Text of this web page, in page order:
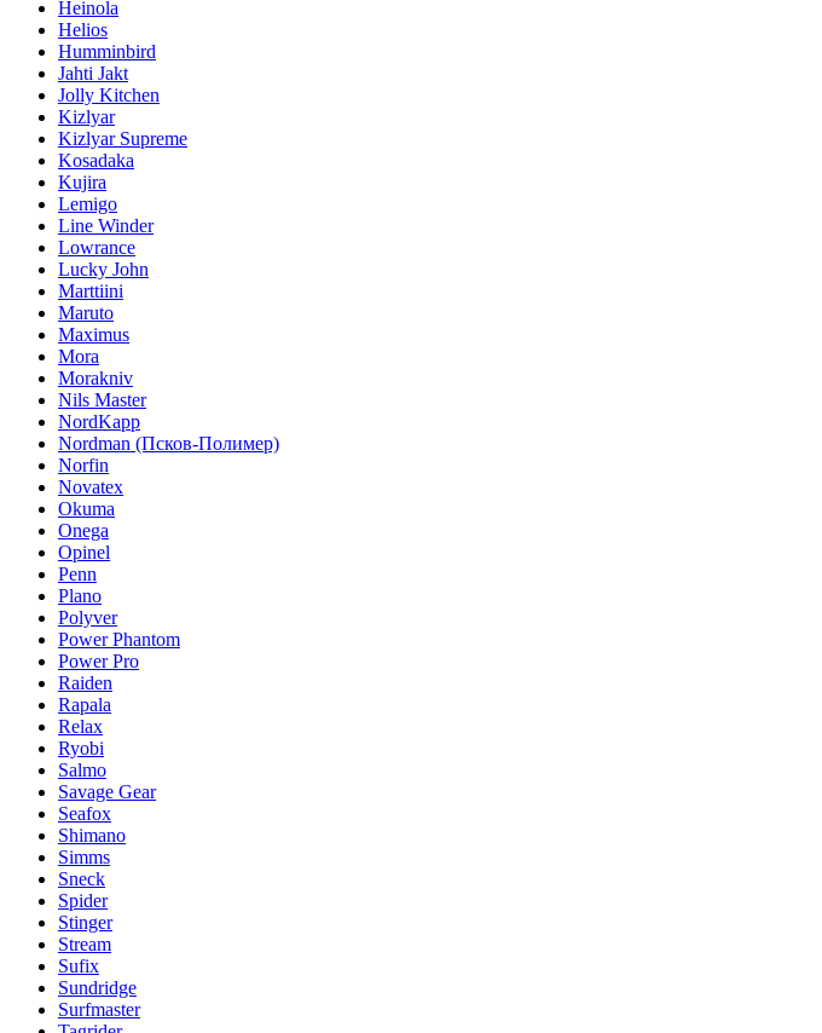
Heinola
Helios
Humminbird
Jahti Jakt
Jolly Kitchen
Kizlyar
Kizlyar Supreme
Kosadaka
Kujira
Lemigo
Line Winder
Lowrance
Lucky John
Marttiini
Maruto
Maximus
Mora
Morakniv
Nils Master
NordKapp
Nordman (Псков-Полимер)
Norfin
Novatex
Okuma
Onega
Opinel
Penn
Plano
Polyver
Power Phantom
Power Pro
Raiden
Rapala
Relax
Ryobi
Salmo
Savage Gear
Seafox
Shimano
Simms
Sneck
Spider
Stinger
Stream
Sufix
Sundridge
Surfmaster